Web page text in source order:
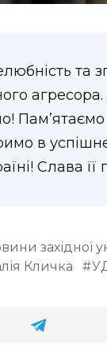
та
в
Слава її
західної
Кличка